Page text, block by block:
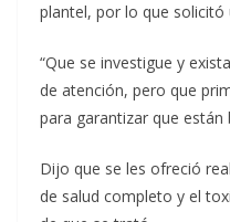
plantel, por lo que solicitó
“Que se investigue y
de atención, pero que
para garantizar que están
Dijo que se les ofreció
de salud completo y el